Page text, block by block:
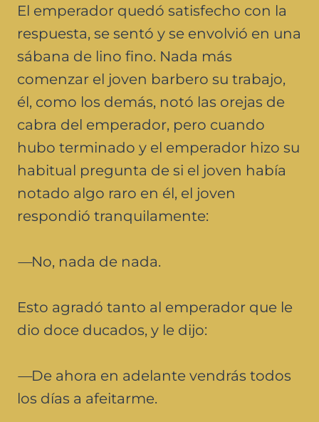
El emperador quedó satisfecho con la
respuesta, se sentó y se envolvió en una
sábana de lino fino. Nada más
comenzar el joven barbero su trabajo,
él, como los demás, notó las orejas de
cabra del emperador, pero cuando
hubo terminado y el emperador hizo su
habitual pregunta de si el joven había
notado algo raro en él, el joven
respondió tranquilamente:
—No, nada de nada.
Esto agradó tanto al emperador que le
dio doce ducados, y le dijo:
—De ahora en adelante vendrás todos
los días a afeitarme.